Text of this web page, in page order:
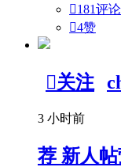
181评论
4赞
关注
3 小时前
荐 新人帖